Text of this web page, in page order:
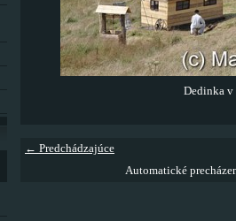
Dedinka v
← Predchádzajúce
Automatické